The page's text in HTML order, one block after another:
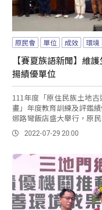
原民會 單位 成效 環境
【賽夏族語新聞】維
揚績優單位
111年度「原住民族土地
畫」年度教育訓練及評鑑
娜路彎飯店盛大舉行，原
到場頒獎，並感謝縣市鄉
道維護做出的貢獻。
2022-07-29 20:00